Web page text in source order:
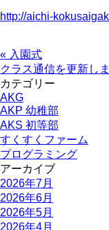
http://aichi-
« 入園式
クラス通信を更新し
カテゴリー
AKG
AKP 幼稚部
AKS 初等部
すくすくファーム
プログラミング
アーカイブ
2026年7月
2026年6月
2026年5月
2026年4月